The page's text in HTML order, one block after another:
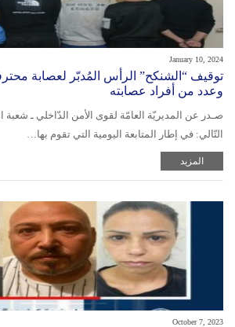
January 10, 2024
توقيف “الشنكح” الرأس المُدبّر لعصابة
وعدد من أفراد عصابته
صـدر عن المديريّة العامّة لقوى الأمن الدّاخلي ـ شعبة
التّالي: في إطار المتابعة اليومية التي تقوم بها…
المزيد
October 7, 2023